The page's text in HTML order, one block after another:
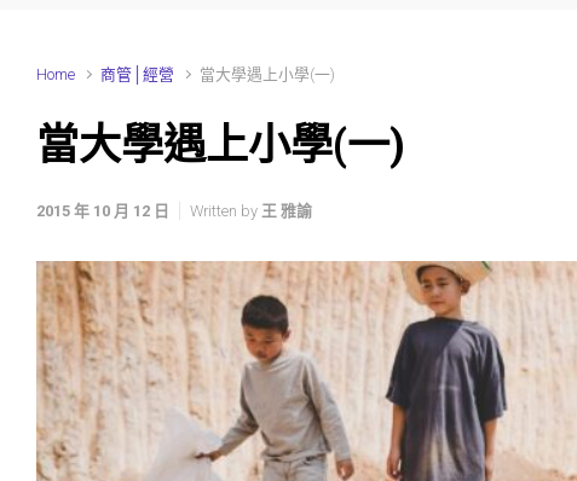
Home 商管│經營 當大學遇上小學(一)
當大學遇上小學(一)
2015 年 10 月 12 日 Written by 王 雅諭